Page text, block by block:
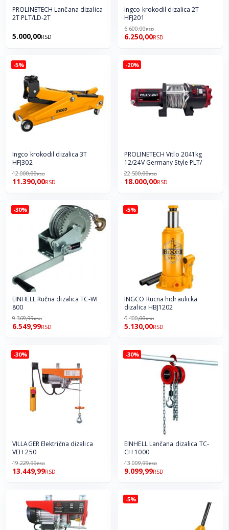
PROLINETECH Lančana dizalica
2T PLT/LD-2T
5.000,00RSD
Ingco krokodil dizalica 2T
HFJ201
6.600,00RSD
6.250,00RSD
-5%
Ingco krokodil dizalica 3T
HFJ302
12.000,00RSD
11.390,00RSD
-20%
PROLINETECH Vitlo 2041kg
12/24V Germany Style PLT/
22.500,00RSD
18.000,00RSD
-30%
EINHELL Ručna dizalica TC-WI
800
9.369,99RSD
6.549,99RSD
-5%
INGCO Rucna hidraulicka
dizalica HBJ1202
5.400,00RSD
5.130,00RSD
-30%
VILLAGER Električna dizalica
VEH 250
19.229,99RSD
13.449,99RSD
-30%
EINHELL Lančana dizalica TC-
CH 1000
13.009,99RSD
9.099,99RSD
-5%